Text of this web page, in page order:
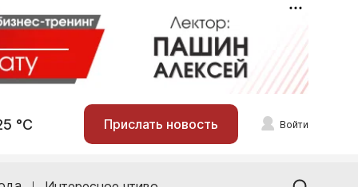
°С Прислать новость Войти